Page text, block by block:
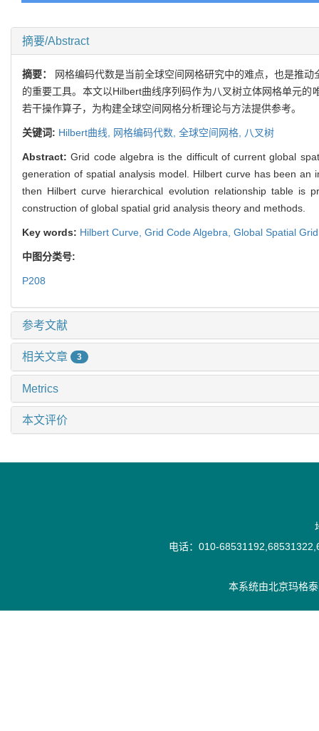
摘要/Abstract
摘要： 网格编码代数是当前全球空间网格研究中的难点，也是推
的重要工具。本文以Hilbert曲线序列码作为八叉树立体网格单元
若干操作算子，为构建全球空间网格分析理论与方法提供参考。
关键词: Hilbert曲线, 网格编码代数, 全球空间网格, 八叉树
Abstract:Grid code algebra is the difficult of current global
generation of spatial analysis model. Hilbert curve has been
then Hilbert curve hierarchical evolution relationship table
construction of global spatial grid analysis theory and methods.
Key words: Hilbert Curve, Grid Code Algebra, Global Spatial
中图分类号:
P208
参考文献
相关文章 3
Metrics
本文评价
电话：010-
本系统由北京玛格